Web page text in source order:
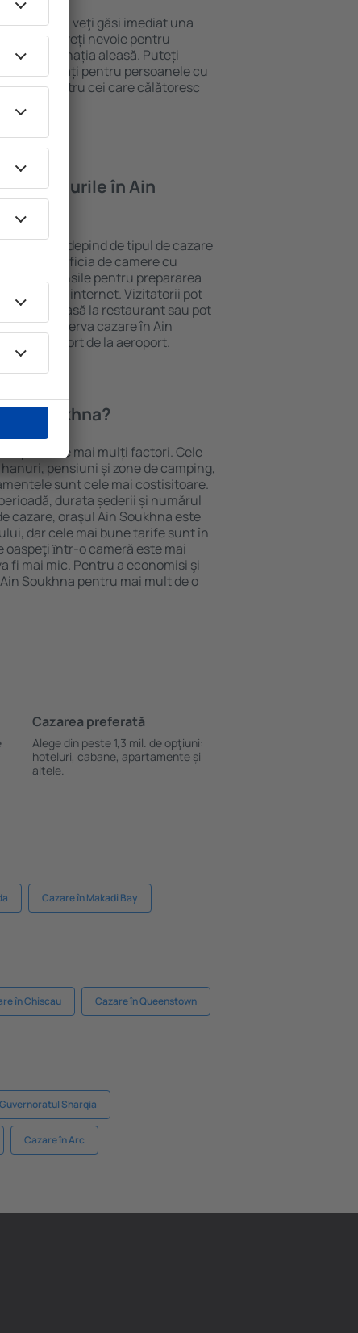
Soukhna, veţi găsi imediat una
tot ce aveți nevoie pentru
la destinația aleasă. Puteți
cu facilități pentru persoanele cu
și pentru cei care călătoresc
hotelurile în Ain
Soukhna depind de tipul de cazare
pot beneficia de camere cu
ustensile pentru prepararea
și acces la internet. Vizitatorii pot
o masă la restaurant sau pot
pot rezerva cazare în Ain
transport de la aeroport.
Soukhna?
depinde de mai mulți factori. Cele
pensiuni și zone de camping,
sunt cele mai costisitoare.
durata șederii și numărul
cazare, oraşul Ain Soukhna este
dar cele mai bune tarife sunt în
oaspeţi ȋntr-o cameră este mai
fi mai mic. Pentru a economisi şi
Soukhna pentru mai mult de o
Cazarea preferată
Alege din peste 1,3 mil. de opţiuni:
hoteluri, cabane, apartamente și
altele.
Cazare în Makadi Bay
în Chiscau Cazare în Queenstown
Sharqia
Cazare în Arc